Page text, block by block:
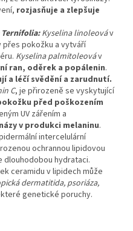
rozjasňuje a zlepšuje
Ternifolia:Kyselina linoleováv
pokožku a vytváří
Kyselina palmitoleováv
ran, oděrek a popálenin.
a léčí svědění a zarudnutí.
C, je přirozeně se vyskytující
před poškozením
UV zářením a
v produkci melaninu.
intercelulární
ochrannou lipidovou
dlouhodobou hydrataci.
ceramidu v lipidech může
dermatitida, psoriáza,
genetické poruchy.